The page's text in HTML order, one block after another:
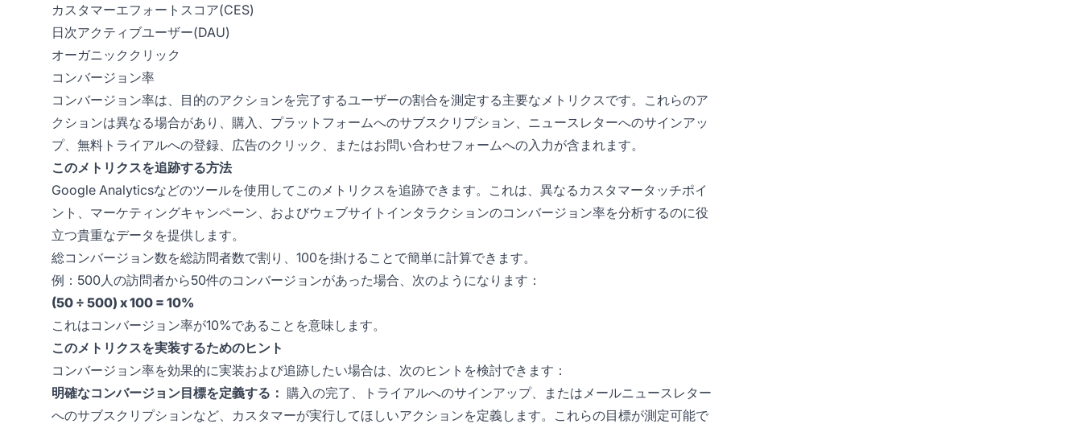
カスタマーエフォートスコア(CES)
日次アクティブユーザー(DAU)
オーガニッククリック
コンバージョン率
コンバージョン率は、目的のアクションを完了するユーザーの割合を測定する主要なメトリクスです。これらのア
クションは異なる場合があり、購入、プラットフォームへのサブスクリプション、ニュースレターへのサインアッ
プ、無料トライアルへの登録、広告のクリック、またはお問い合わせフォームへの入力が含まれます。
このメトリクスを追跡する方法
Google Analyticsなどのツールを使用してこのメトリクスを追跡できます。これは、異なるカスタマータッチポイ
ント、マーケティングキャンペーン、およびウェブサイトインタラクションのコンバージョン率を分析するのに役
立つ貴重なデータを提供します。
総コンバージョン数を総訪問者数で割り、100を掛けることで簡単に計算できます。
例：500人の訪問者から50件のコンバージョンがあった場合、次のようになります：
(50 ÷ 500) x 100 = 10%
これはコンバージョン率が10%であることを意味します。
このメトリクスを実装するためのヒント
コンバージョン率を効果的に実装および追跡したい場合は、次のヒントを検討できます：
明確なコンバージョン目標を定義する： 購入の完了、トライアルへのサインアップ、またはメールニュースレター
へのサブスクリプションなど、カスタマーが実行してほしいアクションを定義します。これらの目標が測定可能で